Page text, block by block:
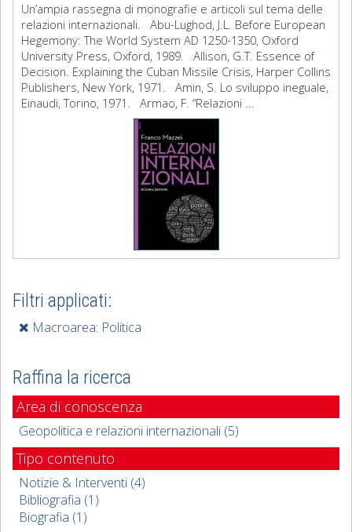
Un’ampia rassegna di monografie e articoli sul tema delle
relazioni internazionali. Abu-Lughod, J.L. Before European
Hegemony: The World System AD 1250-1350, Oxford
University Press, Oxford, 1989. Allison, G.T. Essence of
Decision. Explaining the Cuban Missile Crisis, Harper Collins
Publishers, New York, 1971. Amin, S. Lo sviluppo ineguale,
Einaudi, Torino, 1971. Armao, F. “Relazioni ...
Filtri applicati:
Macroarea: Politica
Raffina la ricerca
Area di conoscenza
Geopolitica e relazioni internazionali (5)
Tipo contenuto
Notizie & Interventi (4)
Bibliografia (1)
Biografia (1)